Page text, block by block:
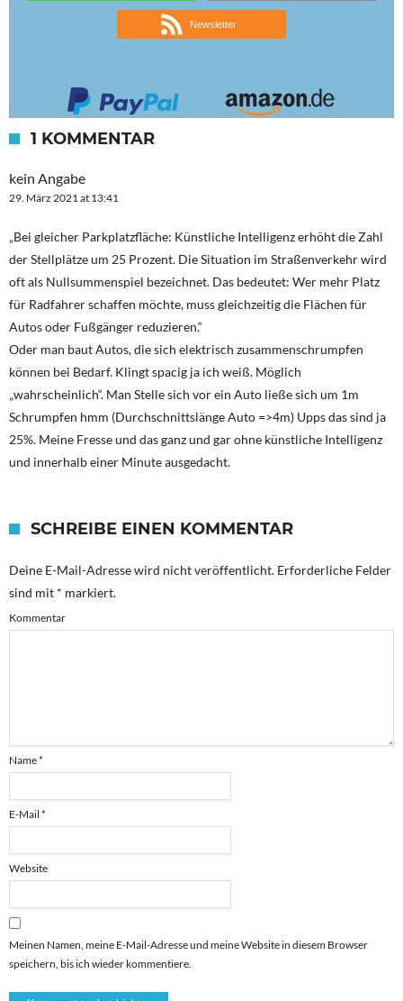
Newsletter
1 KOMMENTAR
kein Angabe
29. März 2021 at 13:41
„Bei gleicher Parkplatzfläche: Künstliche Intelligenz erhöht die Zahl
der Stellplätze um 25 Prozent. Die Situation im Straßenverkehr wird
oft als Nullsummenspiel bezeichnet. Das bedeutet: Wer mehr Platz
für Radfahrer schaffen möchte, muss gleichzeitig die Flächen für
Autos oder Fußgänger reduzieren.“
Oder man baut Autos, die sich elektrisch zusammenschrumpfen
können bei Bedarf. Klingt spacig ja ich weiß. Möglich
„wahrscheinlich“. Man Stelle sich vor ein Auto ließe sich um 1m
Schrumpfen hmm (Durchschnittslänge Auto =>4m) Upps das sind ja
25%. Meine Fresse und das ganz und gar ohne künstliche Intelligenz
und innerhalb einer Minute ausgedacht.
SCHREIBE EINEN KOMMENTAR
Deine E-Mail-Adresse wird nicht veröffentlicht. Erforderliche Felder
sind mit * markiert.
Kommentar
Name*
E-Mail *
Website
Meinen Namen, meine E-Mail-Adresse und meine Website in diesem Browser
speichern, bis ich wieder kommentiere.